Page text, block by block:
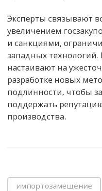
Эксперты связывают
увеличением
и санкциями,
западных
настаивают на
разработке новых
подлинности, чтобы
поддержать
производства.
импортозамещение